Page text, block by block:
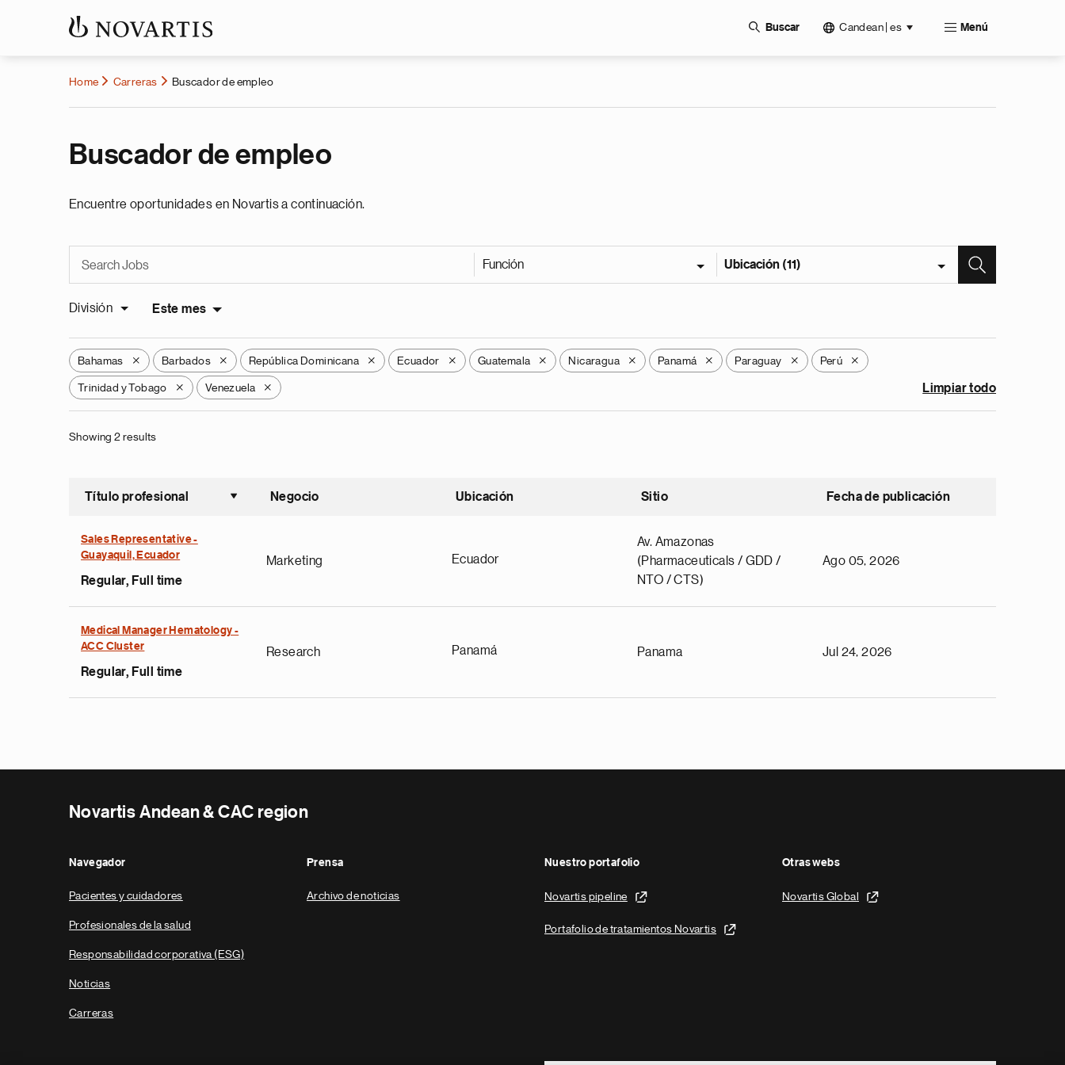
Buscar Candean | es Menú
Home Carreras Buscador de empleo
Buscador de empleo
Encuentre oportunidades en Novartis a continuación.
Función Ubicación (11)
División Este mes
Bahamas X Barbados X República Dominicana X Ecuador X Guatemala X Nicaragua X Panamá X Paraguay X Perú X
Trinidad y Tobago X Venezuela X Limpiar todo
Showing 2 results
Título profesional
Ordenar ascendente
Negocio Ubicación Sitio Fecha de publicación
Sales Representative -
Guayaquil, Ecuador
Regular, Full time
Marketing Ecuador
Av. Amazonas
(Pharmaceuticals / GDD /
NTO / CTS)
Ago 05, 2026
Medical Manager Hematology -
ACC Cluster
Regular, Full time
Research Panamá Panama Jul 24, 2026
Novartis Andean & CAC region
Navegador
Pacientes y cuidadores
Profesionales de la salud
Responsabilidad corporativa (ESG)
Noticias
Carreras
Prensa
Archivo de noticias
Nuestro portafolio
Novartis pipeline
Portafolio de tratamientos Novartis
Otras webs
Novartis Global